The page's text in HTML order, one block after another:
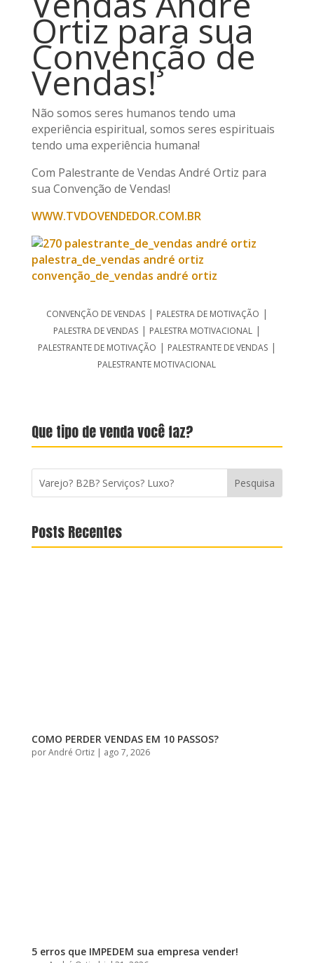
Ortiz para sua
Convenção de
Vendas!
Não somos seres humanos tendo uma
experiência espiritual, somos seres espirituais
tendo uma experiência humana!
Com Palestrante de Vendas André Ortiz para
sua Convenção de Vendas!
WWW.TVDOVENDEDOR.COM.BR
CONVENÇÃO DE VENDAS| PALESTRA DE MOTIVAÇÃO |
PALESTRA DE VENDAS| PALESTRA MOTIVACIONAL |
PALESTRANTE DE MOTIVAÇÃO | PALESTRANTE DE VENDAS|
PALESTRANTE MOTIVACIONAL
Que tipo de venda você faz?
Posts Recentes
COMO PERDER VENDAS EM 10 PASSOS?
porAndré Ortiz| ago 7, 2026
5 erros que IMPEDEM sua empresa vender!